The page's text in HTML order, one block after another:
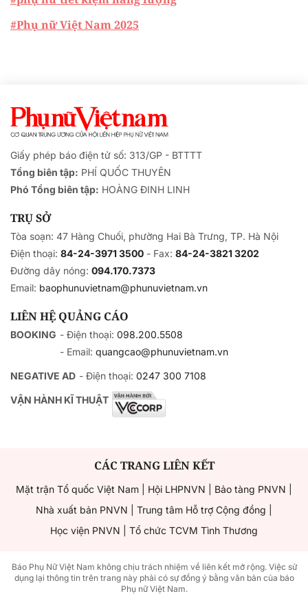
#Phụ nữ Việt Nam 2025
Giấy phép báo điện tử số: 313/GP - BTTTT
Tổng biên tập: PHÍ QUỐC THUYÊN
Phó Tổng biên tập: HOÀNG ĐINH LINH
TRỤ SỞ
Tòa soạn: 47 Hàng Chuối, phường Hai Bà Trưng, TP. Hà Nội
Điện thoại: 84-24-3971 3500 - Fax: 84-24-3821 3202
Đường dây nóng: 094.170.7373
Email: baophunuvietnam@phunuvietnam.vn
LIÊN HỆ QUẢNG CÁO
BOOKING - Điện thoại: 098.200.5508
- Email: quangcao@phunuvietnam.vn
NEGATIVE AD - Điện thoại: 0247 300 7108
VẬN HÀNH KĨ THUẬT
CÁC TRANG LIÊN KẾT
Mặt trận Tổ quốc Việt Nam Hội LHPNVN Bảo tàng PNVN
Nhà xuất bản PNVN
Trung tâm Hỗ trợ Cộng đồng
Học viện PNVN
Tổ chức TCVM Tình Thương
Báo Phụ Nữ Việt Nam không chịu trách nhiệm về liên kết mở rộng. Việc sử
dụng lại thông tin trên trang này phải có sự đồng ý bằng văn bản của báo
Phụ nữ Việt Nam.